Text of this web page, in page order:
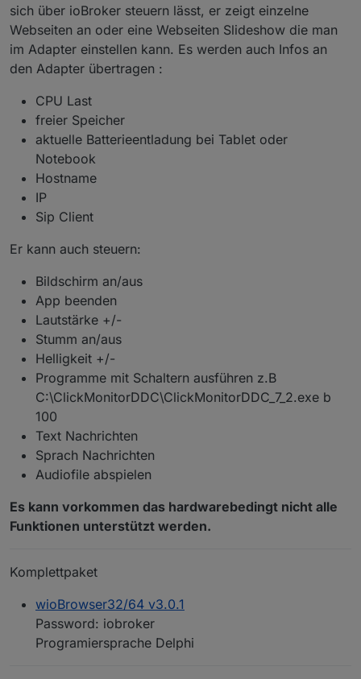
sich über ioBroker steuern lässt, er zeigt einzelne
Webseiten an oder eine Webseiten Slideshow die man
im Adapter einstellen kann. Es werden auch Infos an
den Adapter übertragen :
CPU Last
freier Speicher
aktuelle Batterieentladung bei Tablet oder
Notebook
Hostname
IP
Sip Client
Er kann auch steuern:
Bildschirm an/aus
App beenden
Lautstärke +/-
Stumm an/aus
Helligkeit +/-
Programme mit Schaltern ausführen z.B
C:\ClickMonitorDDC\ClickMonitorDDC_7_2.exe b
100
Text Nachrichten
Sprach Nachrichten
Audiofile abspielen
Es kann vorkommen das hardwarebedingt nicht alle
Funktionen unterstützt werden.
Komplettpaket
wioBrowser32/64 v3.0.1
Password: iobroker
Programiersprache Delphi